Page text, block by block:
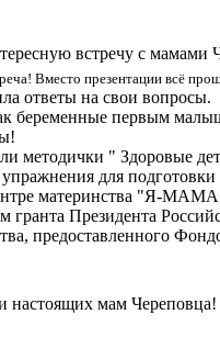
встречу с
Вместо презентации всё
ответы на свои вопросы.
беременные первым
методички " Здоровые
для
материнства "Я-МАМА"
гранта Президента
предоставленного
настоящих мам Череповца!